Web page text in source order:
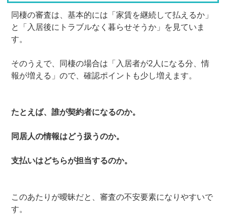
同棲の審査は、基本的には「家賃を継続して払えるか」
と「入居後にトラブルなく暮らせそうか」を見ていま
す。
そのうえで、同棲の場合は「入居者が2人になる分、情
報が増える」ので、確認ポイントも少し増えます。
たとえば、誰が契約者になるのか。
同居人の情報はどう扱うのか。
支払いはどちらが担当するのか。
このあたりが曖昧だと、審査の不安要素になりやすいで
す。